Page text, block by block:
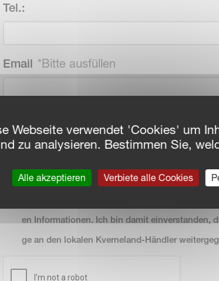
Tel.:
Email *Bitte ausfüllen
Durch Klicken auf „ABSENDEN“ akzeptiere ich
en Informationen. Ich bin damit einverstanden,
ge an den lokalen Kverneland-Händler
Webseite verwendet 'Cookies' um
zu analysieren. Bestimmen Sie,
Alle akzeptieren Verbiete alle Cookies